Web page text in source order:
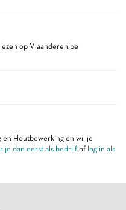
op Vlaanderen.be
Houtbewerking en wil je
je dan eerst als bedrijf of log in als